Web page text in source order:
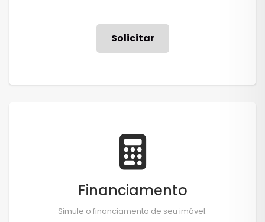
Solicitar
Financiamento
Simule o financiamento de seu imóvel.